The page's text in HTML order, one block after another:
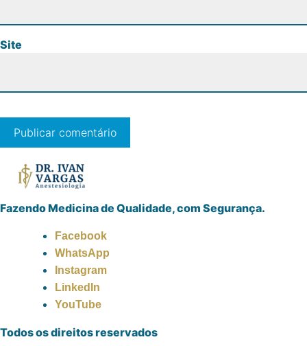
Site
Fazendo Medicina de Qualidade, com Segurança.
Facebook
WhatsApp
Instagram
LinkedIn
YouTube
Todos os direitos reservados